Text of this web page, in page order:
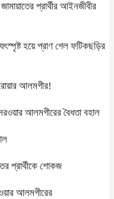
প্রার্থীর আইনজীবীর
হয়ে প্রাণ গেল ফটিকছড়ির
আলমগীর!
আলমগীরের বৈধতা বহাল
প্রার্থীকে শোকজ
আলমগীরের